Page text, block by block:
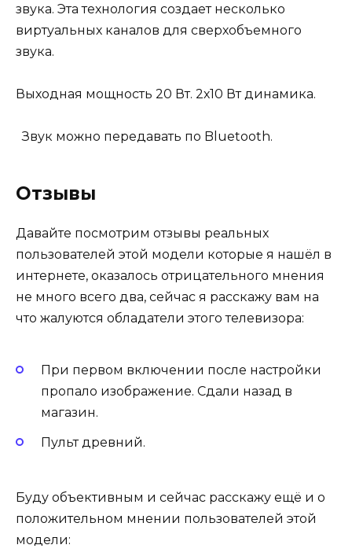
звука. Эта технология создает несколько
виртуальных каналов для сверхобъемного
звука.
Выходная мощность 20 Вт. 2х10 Вт динамика.
Звук можно передавать по Bluetooth.
Отзывы
Давайте посмотрим отзывы реальных
пользователей этой модели которые я нашёл в
интернете, оказалось отрицательного мнения
не много всего два, сейчас я расскажу вам на
что жалуются обладатели этого телевизора:
При первом включении после настройки
пропало изображение. Сдали назад в
магазин.
Пульт древний.
Буду объективным и сейчас расскажу ещё и о
положительном мнении пользователей этой
модели: